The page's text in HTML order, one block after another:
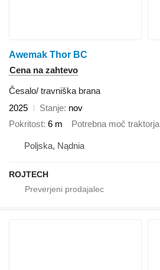
Awemak Thor BC
Cena na zahtevo
Česalo/ travniška brana
2025
Stanje nov
Pokritost 6 m Potrebna moč traktorja
Poljska, Nądnia
ROJTECH